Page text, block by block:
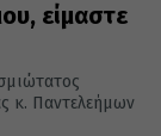
είμαστε
κ. Παντελεήμων